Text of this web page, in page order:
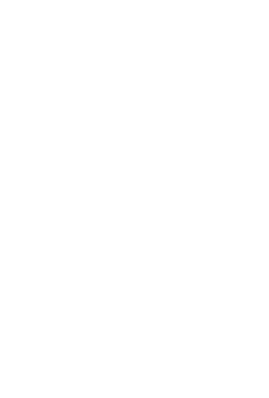
des cookies